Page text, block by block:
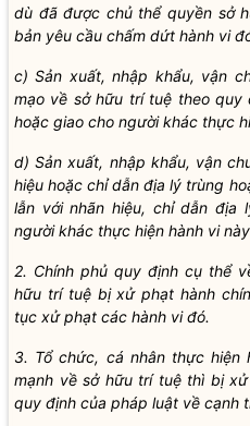
dù đã được chủ thể quyền sở
bản yêu cầu chấm dứt hành vi
c) Sản xuất, nhập khẩu, vận
mạo về sở hữu trí tuệ theo
hoặc giao cho người khác thực
d) Sản xuất, nhập khẩu, vận
hiệu hoặc chỉ dẫn địa lý trùng
lẫn với nhãn hiệu, chỉ dẫn địa
người khác thực hiện hành vi
2. Chính phủ quy định cụ thể
hữu trí tuệ bị xử phạt hành
tục xử phạt các hành vi đó.
3. Tổ chức, cá nhân thực hiện
mạnh về sở hữu trí tuệ thì bị
quy định của pháp luật về cạnh